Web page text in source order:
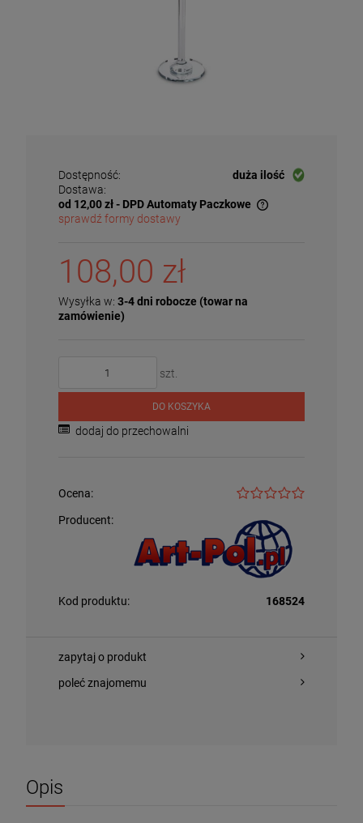
Dostępność:
duża ilość
Dostawa:
od 12,00 zł- DPD Automaty Paczkowe
Cena nie zawiera ewentualnych kosztów płatności
sprawdź formy dostawy
108,00 zł
Wysyłka w: 3-4 dni robocze (towar na
zamówienie)
szt.
DO KOSZYKA
dodaj do przechowalni
Ocena:
Producent:
Kod produktu: 168524
zapytaj o produkt
poleć znajomemu
Opis